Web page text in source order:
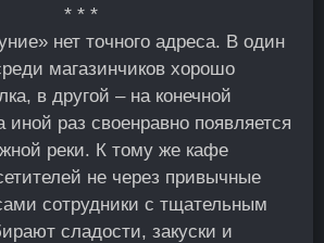
* * *
нет точного адреса. В один
магазинчиков хорошо
в другой – на конечной
иной раз своенравно появляется
реки. К тому же кафе
не через привычные
сотрудники с тщательным
сладости, закуски и